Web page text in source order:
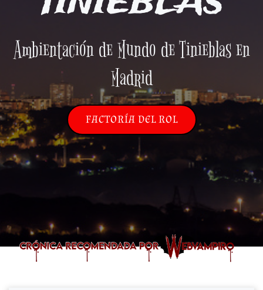
Ambientación de Mundo de Tinieblas en
Madrid
FACTORÍA DEL ROL